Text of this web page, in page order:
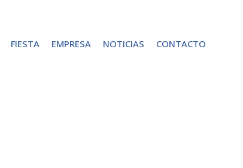
FIESTA EMPRESA NOTICIAS CONTACTO